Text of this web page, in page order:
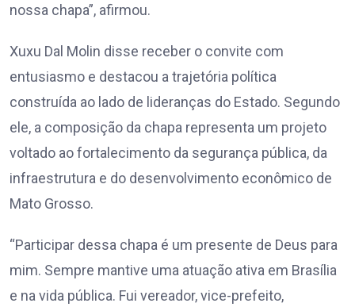
nossa chapa”, afirmou.
Xuxu Dal Molin disse receber o convite com
entusiasmo e destacou a trajetória política
construída ao lado de lideranças do Estado. Segundo
ele, a composição da chapa representa um projeto
voltado ao fortalecimento da segurança pública, da
infraestrutura e do desenvolvimento econômico de
Mato Grosso.
“Participar dessa chapa é um presente de Deus para
mim. Sempre mantive uma atuação ativa em Brasília
e na vida pública. Fui vereador, vice-prefeito,